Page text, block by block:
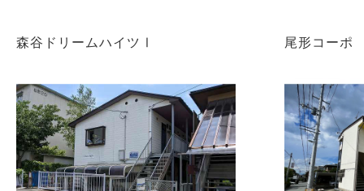
森谷ドリームハイツⅠ 尾形コーポ